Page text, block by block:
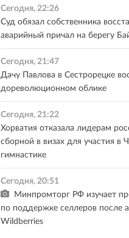
Сегодня, 22:26
Суд обязал собственника
аварийный причал на берегу
Сегодня, 21:47
Дачу Павлова в Сестрорецке
дореволюционном облике
Сегодня, 21:22
Хорватия отказала лидерам
сборной в визах для участия в
гимнастике
Сегодня, 20:51
Минпромторг РФ изучает
по поддержке селлеров после
Wildberries